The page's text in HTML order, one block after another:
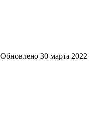
Обновлено 30 марта 2022